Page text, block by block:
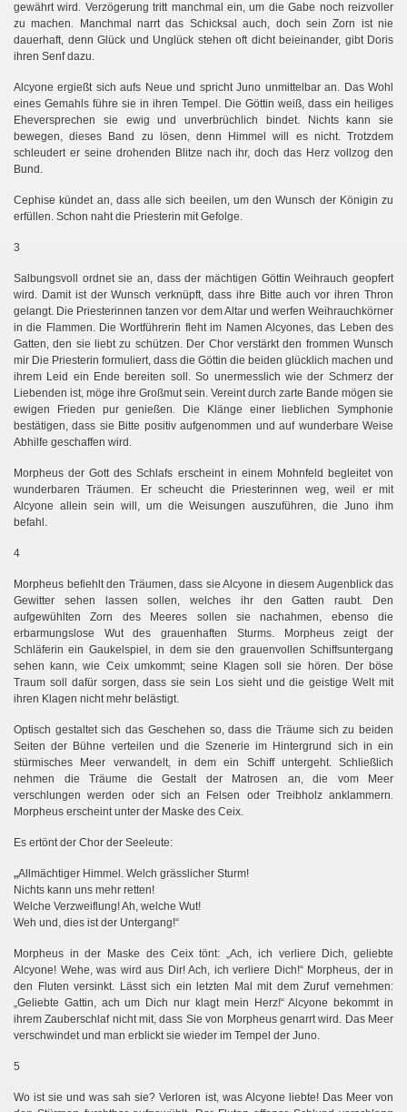
gewährt wird. Verzögerung tritt manchmal ein, um die Gabe noch reizvoller
zu machen. Manchmal narrt das Schicksal auch, doch sein Zorn ist nie
dauerhaft, denn Glück und Unglück stehen oft dicht beieinander, gibt Doris
ihren Senf dazu.
Alcyone ergießt sich aufs Neue und spricht Juno unmittelbar an. Das Wohl
eines Gemahls führe sie in ihren Tempel. Die Göttin weiß, dass ein heiliges
Eheversprechen sie ewig und unverbrüchlich bindet. Nichts kann sie
bewegen, dieses Band zu lösen, denn Himmel will es nicht. Trotzdem
schleudert er seine drohenden Blitze nach ihr, doch das Herz vollzog den
Bund.
Cephise kündet an, dass alle sich beeilen, um den Wunsch der Königin zu
erfüllen. Schon naht die Priesterin mit Gefolge.
3
Salbungsvoll ordnet sie an, dass der mächtigen Göttin Weihrauch geopfert
wird. Damit ist der Wunsch verknüpft, dass ihre Bitte auch vor ihren Thron
gelangt. Die Priesterinnen tanzen vor dem Altar und werfen Weihrauchkörner
in die Flammen. Die Wortführerin fleht im Namen Alcyones, das Leben des
Gatten, den sie liebt zu schützen. Der Chor verstärkt den frommen Wunsch
mir Die Priesterin formuliert, dass die Göttin die beiden glücklich machen und
ihrem Leid ein Ende bereiten soll. So unermesslich wie der Schmerz der
Liebenden ist, möge ihre Großmut sein. Vereint durch zarte Bande mögen sie
ewigen Frieden pur genießen. Die Klänge einer lieblichen Symphonie
bestätigen, dass sie Bitte positiv aufgenommen und auf wunderbare Weise
Abhilfe geschaffen wird.
Morpheus der Gott des Schlafs erscheint in einem Mohnfeld begleitet von
wunderbaren Träumen. Er scheucht die Priesterinnen weg, weil er mit
Alcyone allein sein will, um die Weisungen auszuführen, die Juno ihm
befahl.
4
Morpheus befiehlt den Träumen, dass sie Alcyone in diesem Augenblick das
Gewitter sehen lassen sollen, welches ihr den Gatten raubt. Den
aufgewühlten Zorn des Meeres sollen sie nachahmen, ebenso die
erbarmungslose Wut des grauenhaften Sturms. Morpheus zeigt der
Schläferin ein Gaukelspiel, in dem sie den grauenvollen Schiffsuntergang
sehen kann, wie Ceix umkommt; seine Klagen soll sie hören. Der böse
Traum soll dafür sorgen, dass sie sein Los sieht und die geistige Welt mit
ihren Klagen nicht mehr belästigt.
Optisch gestaltet sich das Geschehen so, dass die Träume sich zu beiden
Seiten der Bühne verteilen und die Szenerie im Hintergrund sich in ein
stürmisches Meer verwandelt, in dem ein Schiff untergeht. Schließlich
nehmen die Träume die Gestalt der Matrosen an, die vom Meer
verschlungen werden oder sich an Felsen oder Treibholz anklammern.
Morpheus erscheint unter der Maske des Ceix.
Es ertönt der Chor der Seeleute:
„Allmächtiger Himmel. Welch grässlicher Sturm!
Nichts kann uns mehr retten!
Welche Verzweiflung! Ah, welche Wut!
Weh und, dies ist der Untergang!“
Morpheus in der Maske des Ceix tönt: „Ach, ich verliere Dich, geliebte
Alcyone! Wehe, was wird aus Dir! Ach, ich verliere Dich!“ Morpheus, der in
den Fluten versinkt. Lässt sich ein letzten Mal mit dem Zuruf vernehmen:
„Geliebte Gattin, ach um Dich nur klagt mein Herz!“ Alcyone bekommt in
ihrem Zauberschlaf nicht mit, dass Sie von Morpheus genarrt wird. Das Meer
verschwindet und man erblickt sie wieder im Tempel der Juno.
5
Wo ist sie und was sah sie? Verloren ist, was Alcyone liebte! Das Meer von